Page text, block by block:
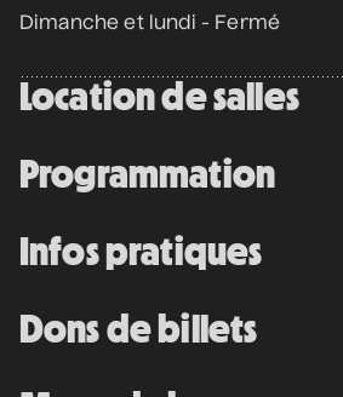
Mathieu Cyr
11 septembre 2026 •
Théâtre des Muses
• 20 ans de
11 septembre 2026
Battle de
Dimanche et lundi - Fermé
Location de salles
Programmation
Infos pratiques
Dons de billets